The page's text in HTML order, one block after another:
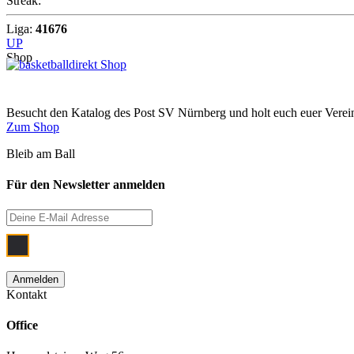
Liga: 41676
UP
Shop
Besucht den Katalog des Post SV Nürnberg und holt euch euer
Zum Shop
Bleib am Ball
Für den Newsletter anmelden
Kontakt
Office